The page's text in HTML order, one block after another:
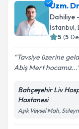
Uzm.
Dahiliye
İstanbul,
5 (5
Tavsiye üzerine
Abiş Mert hocamız...
Bahçeşehir Liv
Hastanesi
Aşık Veysel Mah,